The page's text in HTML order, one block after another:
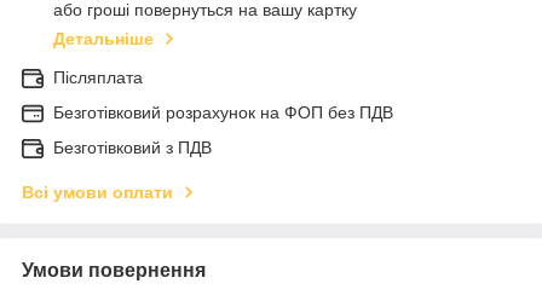
або гроші повернуться на вашу картку
Детальніше
Післяплата
Безготівковий розрахунок на ФОП без ПДВ
Безготівковий з ПДВ
Всі умови оплати
Умови повернення